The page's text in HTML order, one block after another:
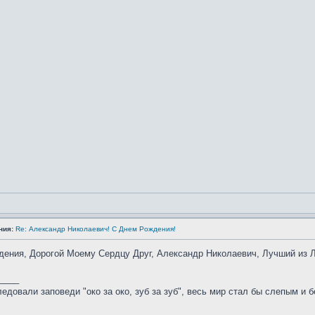
Re: Александр Николаевич! С Днем Рождения!
Дорогой Моему Сердцу Друг, Александр Николаевич, Лучший из
заповеди "око за око, зуб за зуб", весь мир стал бы слепым и